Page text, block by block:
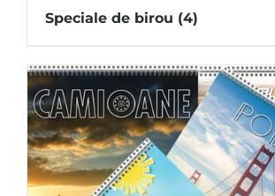
Speciale de birou (4)